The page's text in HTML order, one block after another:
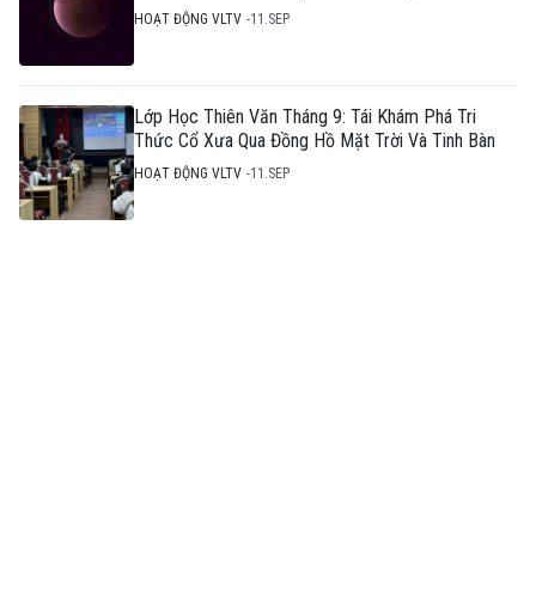
HOẠT ĐỘNG VLTV 11.SEP
Lớp Học Thiên Văn Tháng 9: Tái Khám Phá Tri
Thức Cổ Xưa Qua Đồng Hồ Mặt Trời Và Tinh Bàn
HOẠT ĐỘNG VLTV 11.SEP